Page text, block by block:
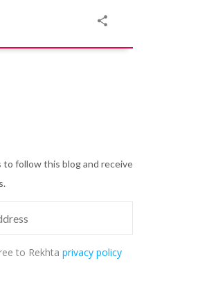
to follow this blog and receive
to Rekhta privacy policy